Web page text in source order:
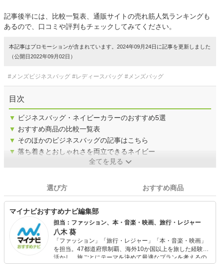
記事後半には、比較一覧表、通販サイトの売れ筋人気ランキングも
あるので、口コミや評判もチェックしてみてください。
本記事はプロモーションが含まれています。2024年09月24日に記事を更新しました
（公開日2022年09月02日）
#メンズビジネスバッグ #レディースバッグ #メンズバッグ
目次
▼ ビジネスバッグ・ネイビーカラーのおすすめ5選
▼ おすすめ商品の比較一覧表
▼ そのほかのビジネスバッグの記事はこちら
▼ 落ち着きとおしゃれさを両立できるネイビー
全てを見る
選び方 おすすめ商品
マイナビおすすめナビ編集部
担当：ファッション、本・音楽・映画、旅行・レジャー
八木 葵
「ファッション」「旅行・レジャー」「本・音楽・映画」
を担当。47都道府県制覇、海外10か国以上を旅した経験を
活かし、旅ごとにテーマを決めて最適なプランを考えるの
が得意。また、アパレルショップでの販売経験もあり。誰